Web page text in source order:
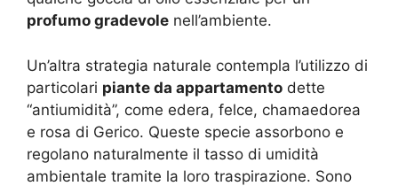
profumo gradevole nell’ambiente.
Un’altra strategia naturale contempla l’utilizzo di
particolari piante da appartamento dette
“antiumidità”, come edera, felce, chamaedorea
e rosa di Gerico. Queste specie assorbono e
regolano naturalmente il tasso di umidità
ambientale tramite la loro traspirazione. Sono